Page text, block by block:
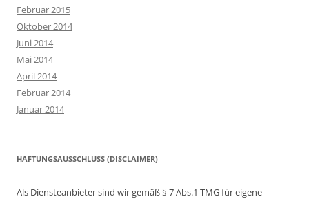
Februar 2015
Oktober 2014
Juni 2014
Mai 2014
April 2014
Februar 2014
Januar 2014
HAFTUNGSAUSSCHLUSS (DISCLAIMER)
Als Diensteanbieter sind wir gemäß § 7 Abs.1 TMG für eigene